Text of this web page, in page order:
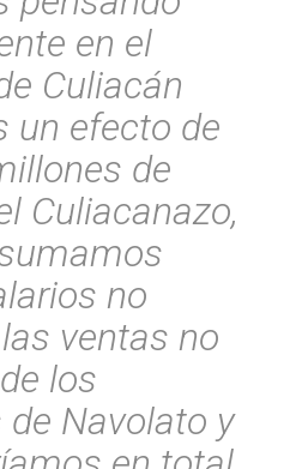
en el
Culiacán
un efecto de
de
Culiacanazo,
no
ventas no
los
Navolato y